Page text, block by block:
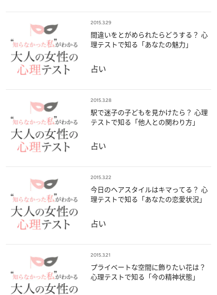
2015.3.29
間違いをとがめられたらどうする？ 心
理テストで知る「あなたの魅力」
占い
2015.3.28
駅で迷子の子どもを見かけたら？ 心理
テストで知る「他人との関わり方」
占い
2015.3.22
今日のヘアスタイルはキマってる？ 心
理テストで知る「あなたの恋愛状況」
占い
2015.3.21
プライベートな空間に飾りたい花は？
心理テストで知る「今の精神状態」